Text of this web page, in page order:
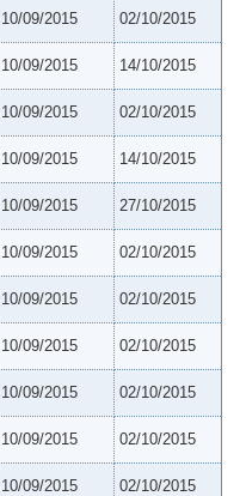
10/09/2015 02/10/2015
10/09/2015 14/10/2015
10/09/2015 02/10/2015
10/09/2015 14/10/2015
10/09/2015 27/10/2015
10/09/2015 02/10/2015
10/09/2015 02/10/2015
10/09/2015 02/10/2015
10/09/2015 02/10/2015
10/09/2015 02/10/2015
10/09/2015 02/10/2015